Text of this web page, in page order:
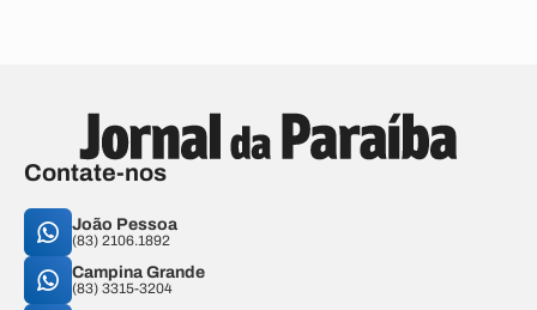
Contate-nos
João Pessoa
(83) 2106.1892
Campina Grande
(83) 3315-3204